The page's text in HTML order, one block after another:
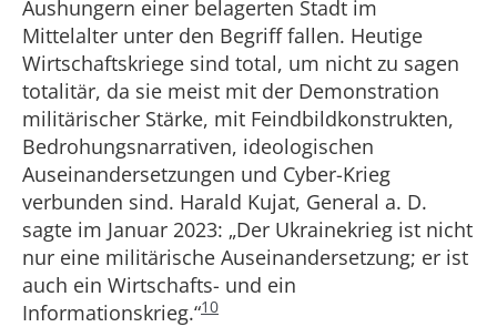
Aushungern einer belagerten Stadt im
Mittelalter unter den Begriff fallen. Heutige
Wirtschaftskriege sind total, um nicht zu sagen
totalitär, da sie meist mit der Demonstration
militärischer Stärke, mit Feindbildkonstrukten,
Bedrohungsnarrativen, ideologischen
Auseinandersetzungen und Cyber-Krieg
verbunden sind. Harald Kujat, General a. D.
sagte im Januar 2023: „Der Ukrainekrieg ist nicht
nur eine militärische Auseinandersetzung; er ist
auch ein Wirtschafts- und ein
Informationskrieg.“10